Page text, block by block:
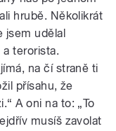
hrubě. Několikrát
jsem udělal
terorista.
na čí straně ti
přísahu, že
A oni na to: „To
musíš zavolat